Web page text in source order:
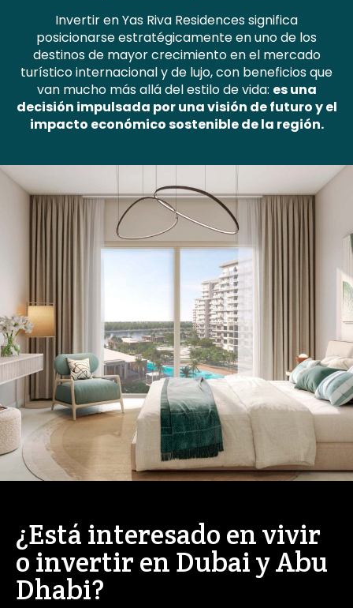
Invertir en Yas Riva Residences significa
posicionarse estratégicamente en uno de los
destinos de mayor crecimiento en el mercado
turístico internacional y de lujo, con beneficios que
van mucho más allá del estilo de vida: es una
decisión impulsada por una visión de futuro y el
impacto económico sostenible de la región.
¿Está interesado en vivir
o invertir en Dubai y Abu
Dhabi?